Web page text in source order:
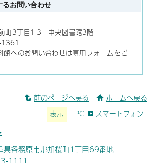
るお問い合わせ
町3丁目1-3 中央図書館3階
館へのお問い合わせは専用フォームをご
前のページへ戻る ホームへ戻る
表示 PC スマートフォン
各務原市那加桜町1丁目69番地
1111